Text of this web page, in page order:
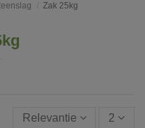
Zak 25kg
Relevantie 2